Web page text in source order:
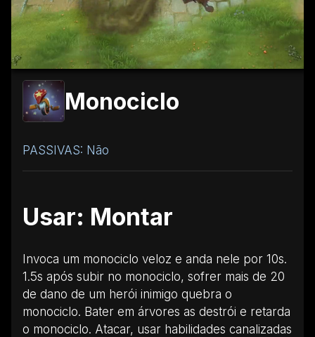
Monociclo
PASSIVAS: Não
Usar: Montar
Invoca um monociclo veloz e anda nele por 10s.
1.5s após subir no monociclo, sofrer mais de 20
de dano de um herói inimigo quebra o
monociclo. Bater em árvores as destrói e retarda
o monociclo. Atacar, usar habilidades canalizadas